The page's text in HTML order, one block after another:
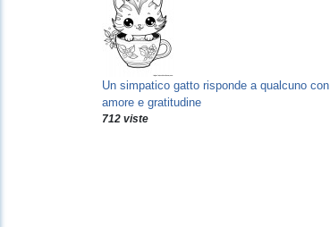
Un simpatico gatto risponde a qualcuno con
amore e gratitudine
712 viste